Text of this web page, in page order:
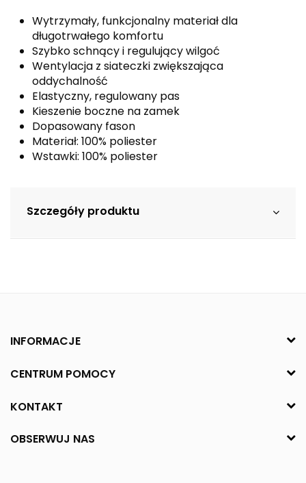
Wytrzymały, funkcjonalny materiał dla
długotrwałego komfortu
Szybko schnący i regulujący wilgoć
Wentylacja z siateczki zwiększająca
oddychalność
Elastyczny, regulowany pas
Kieszenie boczne na zamek
Dopasowany fason
Materiał: 100% poliester
Wstawki: 100% poliester
Szczegóły produktu
INFORMACJE
CENTRUM POMOCY
KONTAKT
OBSERWUJ NAS